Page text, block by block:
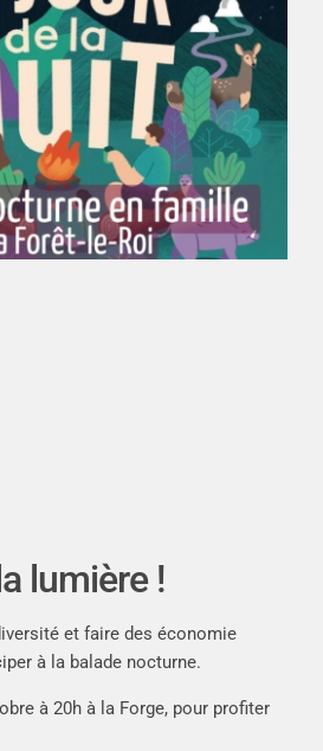
lumière !
et faire des économie
à la balade nocturne.
à 20h à la Forge, pour profiter